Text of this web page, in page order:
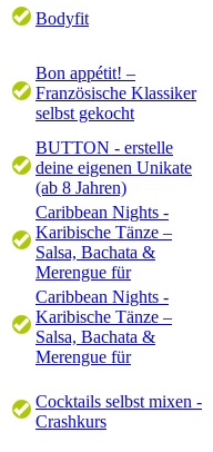
Bodyfit
Bon appétit! –
Französische Klassiker
selbst gekocht
BUTTON - erstelle
deine eigenen Unikate
(ab 8 Jahren)
Caribbean Nights -
Karibische Tänze –
Salsa, Bachata &
Merengue für
Caribbean Nights -
Karibische Tänze –
Salsa, Bachata &
Merengue für
Cocktails selbst mixen -
Crashkurs